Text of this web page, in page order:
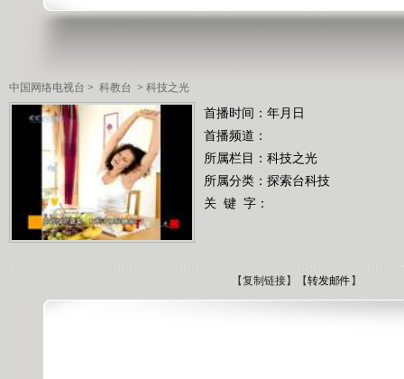
中国网络电视台 > 科教台 > 科技之光
首播时间：年月日
首播频道：
所属栏目： 科技之光
所属分类：探索台科技
关 键 字：
【复制链接】【转发邮件 】